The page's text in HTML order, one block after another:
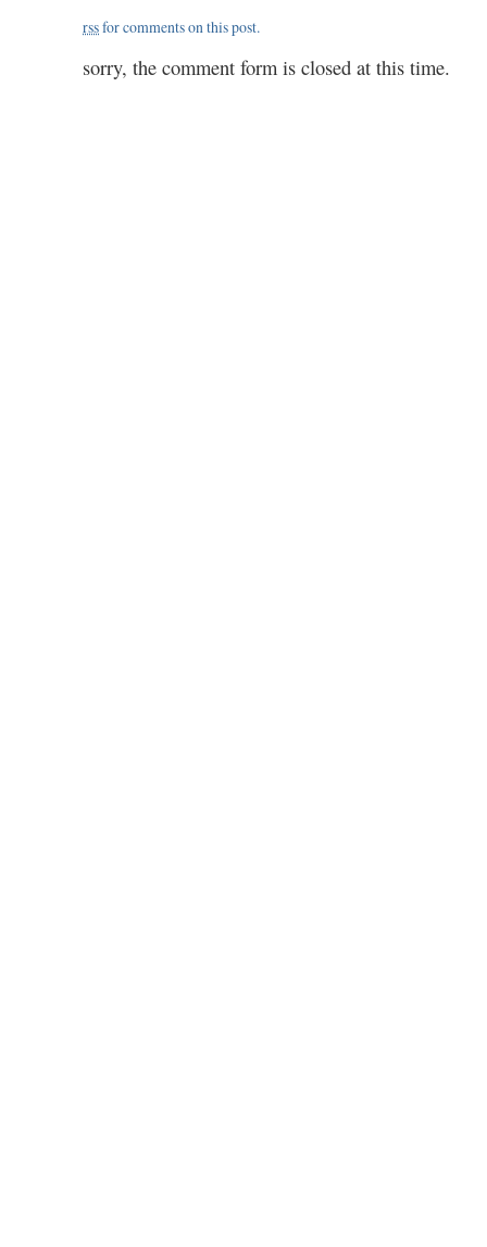
rssfor comments on this post.
sorry, the comment form is closed at this time.